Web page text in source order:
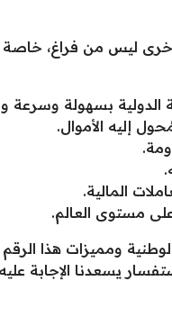
ليس من فراغ، خاصة
الدولية بسهولة وسرعة
إليه الأموال.
المالية.
مستوى العالم.
ومميزات هذا الرقم
يسعدنا الإجابة